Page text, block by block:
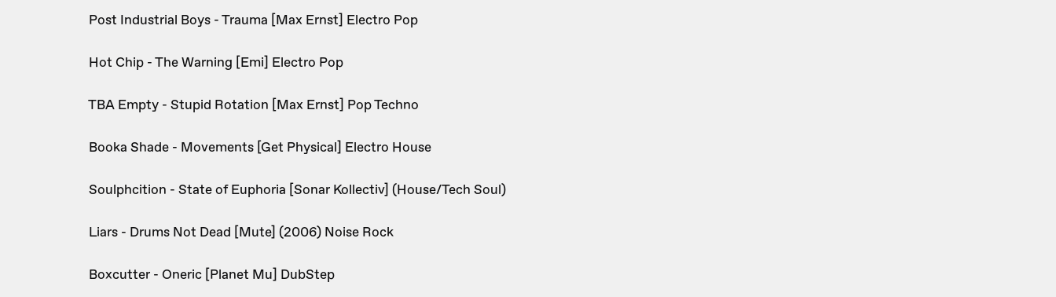
Post Industrial Boys - Trauma [Max Ernst] Electro Pop
Hot Chip - The Warning [Emi] Electro Pop
TBA Empty - Stupid Rotation [Max Ernst] Pop Techno
Booka Shade - Movements [Get Physical] Electro House
Soulphcition - State of Euphoria [Sonar Kollectiv] (House/Tech Soul)
Liars - Drums Not Dead [Mute] (2006) Noise Rock
Boxcutter - Oneric [Planet Mu] DubStep